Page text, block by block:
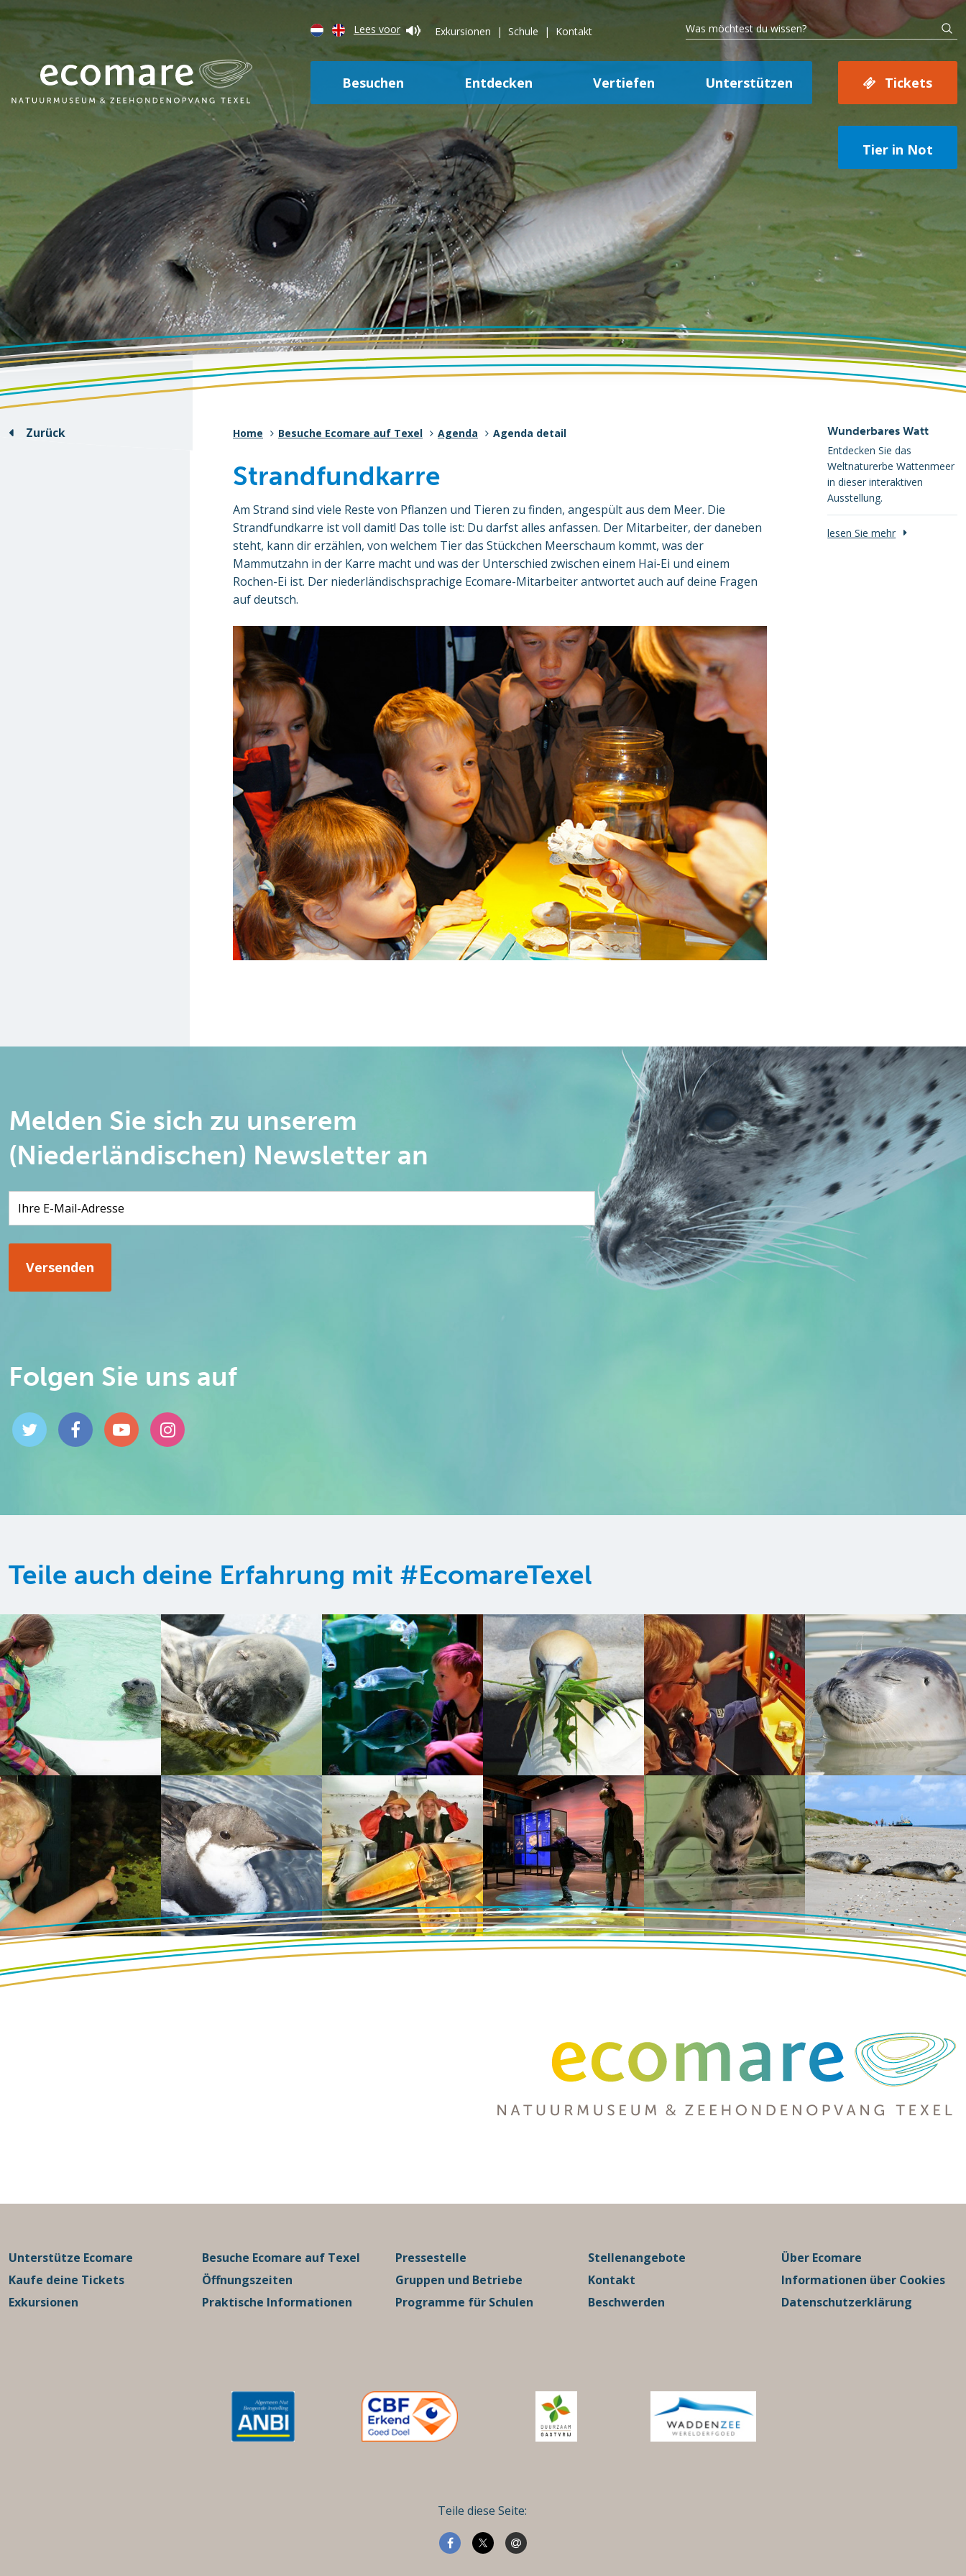
Lees voor Exkursionen Schule Kontakt
Besuchen Entdecken Vertiefen Unterstützen Tickets
Tier in Not
Zurück Home Besuche Ecomare auf Texel Agenda Agenda detail
Strandfundkarre
Am Strand sind viele Reste von Pflanzen und Tieren zu finden, angespült aus dem Meer. Die
Strandfundkarre ist voll damit! Das tolle ist: Du darfst alles anfassen. Der Mitarbeiter, der daneben
steht, kann dir erzählen, von welchem Tier das Stückchen Meerschaum kommt, was der
Mammutzahn in der Karre macht und was der Unterschied zwischen einem Hai-Ei und einem
Rochen-Ei ist. Der niederländischsprachige Ecomare-Mitarbeiter antwortet auch auf deine Fragen
auf deutsch.
Wunderbares Watt
Entdecken Sie das
Weltnaturerbe Wattenmeer
in dieser interaktiven
Ausstellung.
lesen Sie mehr
Melden Sie sich zu unserem
(Niederländischen) Newsletter an
Folgen Sie uns auf
Teile auch deine Erfahrung mit #EcomareTexel
Unterstütze Ecomare
Kaufe deine Tickets
Exkursionen
Besuche Ecomare auf Texel
Öffnungszeiten
Praktische Informationen
Pressestelle
Gruppen und Betriebe
Programme für Schulen
Stellenangebote
Kontakt
Beschwerden
Über Ecomare
Informationen über Cookies
Datenschutzerklärung
Teile diese Seite: